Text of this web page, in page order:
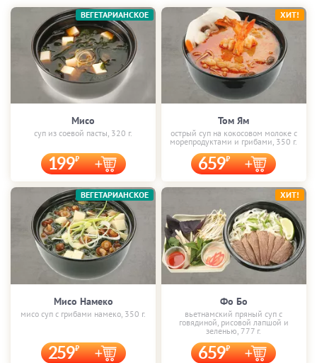
Мисо
суп из соевой пасты, 320 г.
199
ВЕГЕТАРИАНСКОЕ
Том Ям
острый суп на кокосовом молоке с
морепродуктами и грибами, 350 г.
659
ХИТ!
Мисо Намеко
мисо суп с грибами намеко, 350 г.
259
ВЕГЕТАРИАНСКОЕ
Фо Бо
вьетнамский пряный суп с
говядиной, рисовой лапшой и
зеленью, 777 г.
659
ХИТ!